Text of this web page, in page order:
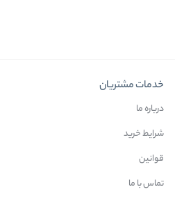
خدمات مشتریان
درباره ما
شرایط خرید
قوانین
تماس با ما